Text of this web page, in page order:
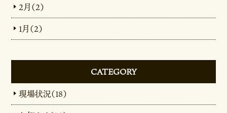
2月（2）
1月（2）
CATEGORY
現場状況（18）